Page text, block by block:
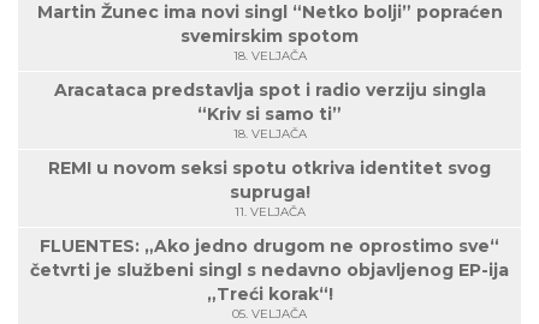
Martin Žunec ima novi singl “Netko bolji” popraćen
svemirskim spotom
18. VELJAČA
Aracataca predstavlja spot i radio verziju singla
“Kriv si samo ti”
18. VELJAČA
REMI u novom seksi spotu otkriva identitet svog
supruga!
11. VELJAČA
FLUENTES: „Ako jedno drugom ne oprostimo sve“
četvrti je službeni singl s nedavno objavljenog EP-ija
„Treći korak“!
05. VELJAČA